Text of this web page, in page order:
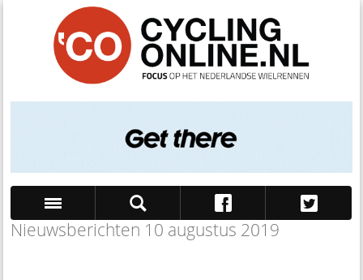
Nieuwsberichten 10 augustus 2019